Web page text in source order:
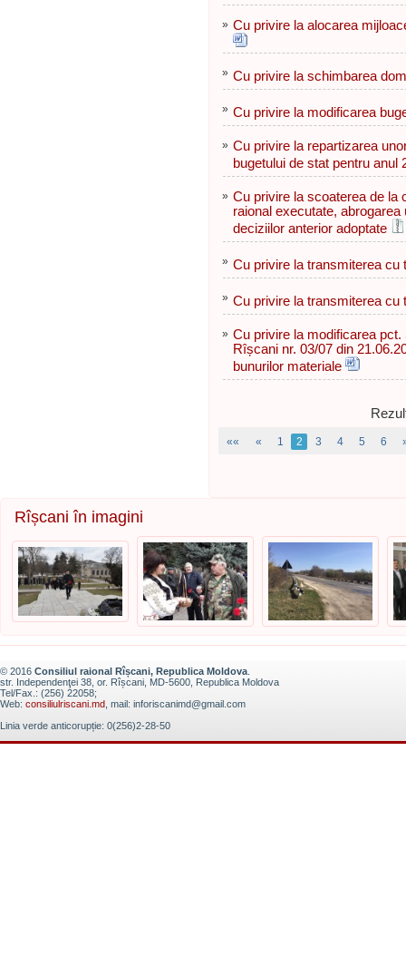
» Сu privire la alocarea
» Cu privire la schimbarea
» Cu privire la modificarea
» Cu privire la repartizarea
bugetului de stat pentru anul
» Cu privire la scoaterea de la
raional executate,
deciziilor anterior adoptate
» Cu privire la transmiterea cu
» Cu privire la transmiterea cu
» Cu privire la modificarea
Rîșcani nr. 03/07 din
bunurilor materiale
«« « 1 2 3 4 5 6
Rîșcani în imagini
© 2016 Consiliul raional Rîșcani, Republica Moldova
str. Independenţei 38, or. Rîșcani, MD-5600, Republica Moldova
Tel/Fax.: (256) 22058;
Web: consiliulriscani.md , mail: inforiscanimd@gmail.com
Linia verde anticorupție: 0(256)2-28-50